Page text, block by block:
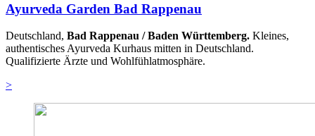
Ayurveda Garden Bad Rappenau
Deutschland, Bad Rappenau / Baden Württemberg. Kleines,
authentisches Ayurveda Kurhaus mitten in Deutschland.
Qualifizierte Ärzte und Wohlfühlatmosphäre.
>